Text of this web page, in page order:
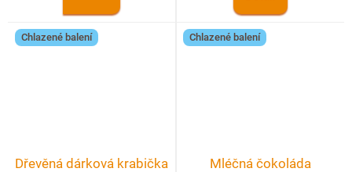
Chlazené balení
Dřevěná dárková krabička
Chlazené balení
Mléčná čokoláda